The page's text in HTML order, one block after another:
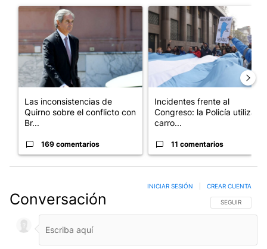
Un artículo de tendencia con el título "Las inconsistencias de
Las inconsistencias de
Quirno sobre el conflicto con
Br...
169 comentarios
Un artículo de tendencia con
Incidentes frente al
Congreso: la Policía utiliza
carro...
11 comentarios
Conversación SIGA ESTA
SEGUIR
INICIAR SESIÓN CREAR CUENTA